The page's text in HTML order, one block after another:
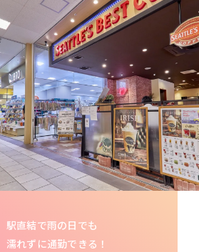
駅直結で雨の日でも
濡れずに通勤できる！